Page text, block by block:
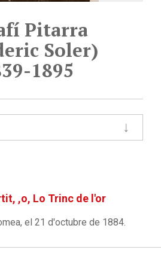
Pitarra
Soler)
1895
,o, Lo Trinc de l'or
el 21 d'octubre de 1884.